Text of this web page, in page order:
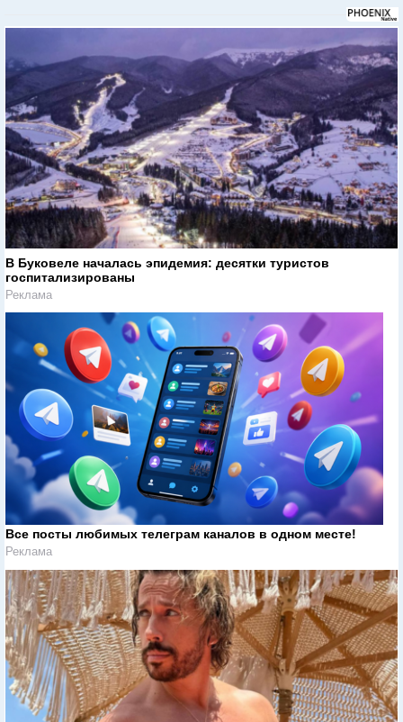
В Буковеле началась эпидемия: десятки туристов
госпитализированы
Реклама
Все посты любимых телеграм каналов в одном месте!
Реклама